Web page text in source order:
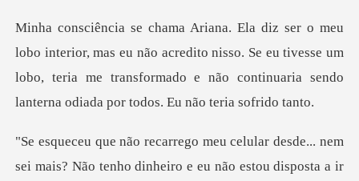
eu não acredito nisso. Se eu tivesse um
lobo, teria me transformado e nã
ro e eu não estou disposta a ir